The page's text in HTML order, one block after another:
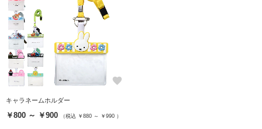
favorite
キャラネームホルダー
￥800 ～ ￥900 （税込 ￥880 ～ ￥990 ）